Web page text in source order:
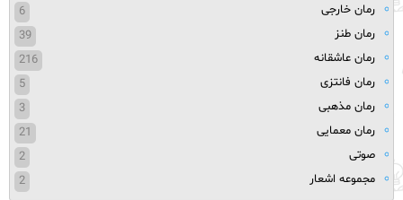
رمان خارجی
6
رمان طنز
39
رمان عاشقانه
216
رمان فانتزی
5
رمان مذهبی
3
رمان معمایی
21
صوتی
2
مجموعه اشعار
2